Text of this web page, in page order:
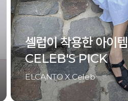
셀럽이 착용한 아이템
CELEB'S PICK
ELCANTO X Celeb